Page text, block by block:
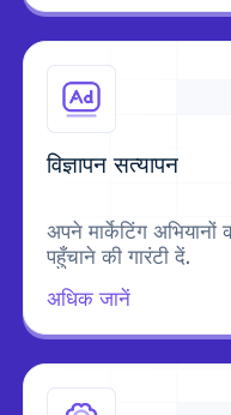
विज्ञापन सत्यापन
अपने मार्केटिंग
पहुँचाने की गारंटी दें.
अधिक जानें